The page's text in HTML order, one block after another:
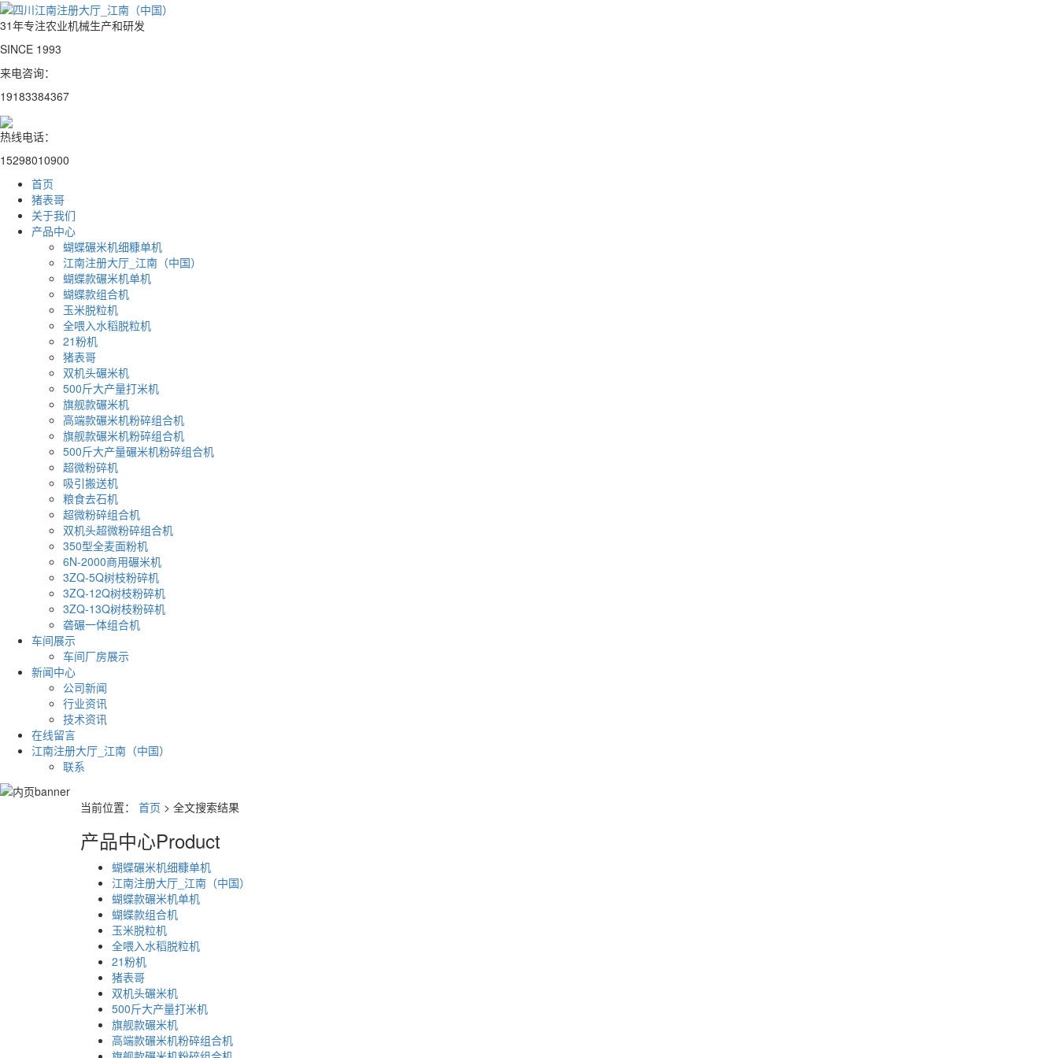
31年专注农业机械生产和研发
SINCE 1993
来电咨询：
19183384367
热线电话：
15298010900
首页
猪表哥
关于我们
产品中心
蝴蝶碾米机细糠单机
江南注册大厅_江南（中国）
蝴蝶款碾米机单机
蝴蝶款组合机
玉米脱粒机
全喂入水稻脱粒机
21粉机
猪表哥
双机头碾米机
500斤大产量打米机
旗舰款碾米机
高端款碾米机粉碎组合机
旗舰款碾米机粉碎组合机
500斤大产量碾米机粉碎组合机
超微粉碎机
吸引搬送机
粮食去石机
超微粉碎组合机
双机头超微粉碎组合机
350型全麦面粉机
6N-2000商用碾米机
3ZQ-5Q树枝粉碎机
3ZQ-12Q树枝粉碎机
3ZQ-13Q树枝粉碎机
砻碾一体组合机
车间展示
车间厂房展示
新闻中心
公司新闻
行业资讯
技术资讯
在线留言
江南注册大厅_江南（中国）
联系
当前位置： 首页 > 全文搜索结果
产品中心Product
蝴蝶碾米机细糠单机
江南注册大厅_江南（中国）
蝴蝶款碾米机单机
蝴蝶款组合机
玉米脱粒机
全喂入水稻脱粒机
21粉机
猪表哥
双机头碾米机
500斤大产量打米机
旗舰款碾米机
高端款碾米机粉碎组合机